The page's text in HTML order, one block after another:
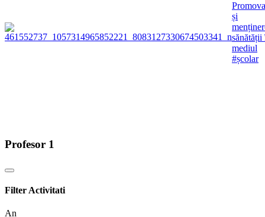
și
sănătății
mediul
#școlar
Profesor 1
Filter Activitati
An